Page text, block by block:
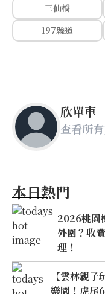
三仙橋
197縣道
欣單車
查看所
本日熱門
2026桃園
外圍？收
理！
【雲林親
樂園！虎尾